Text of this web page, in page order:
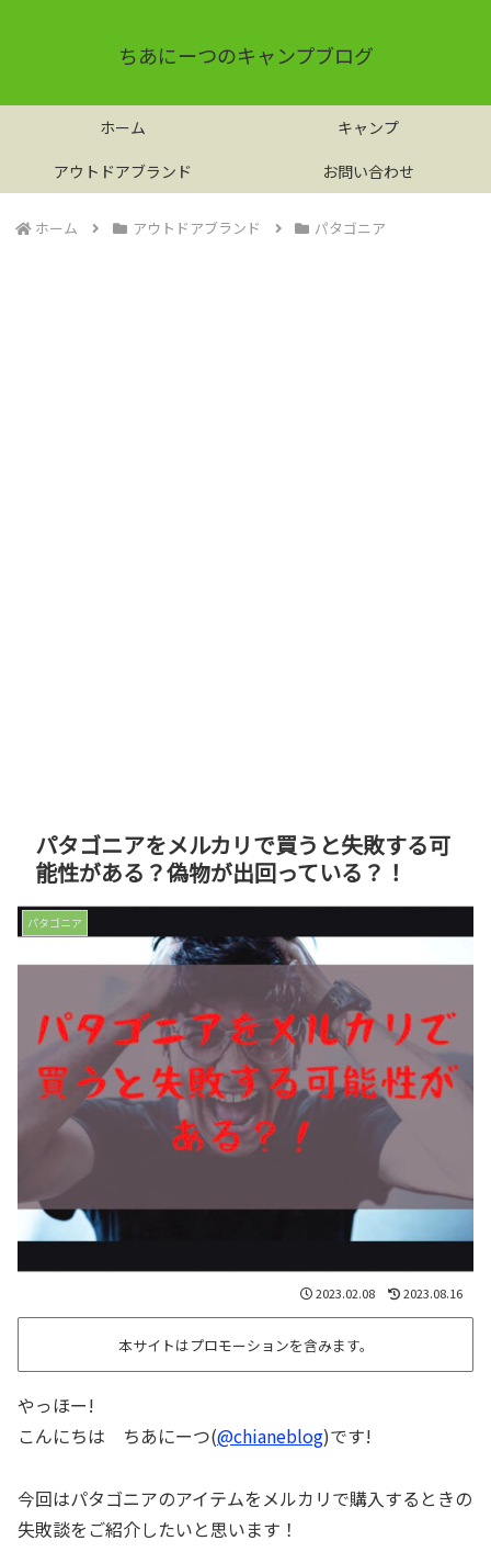
ちあにーつのキャンプブログ
ホーム
キャンプ
アウトドアブランド
お問い合わせ
ホーム アウトドアブランド パタゴニア
パタゴニアをメルカリで買うと失敗する可
能性がある？偽物が出回っている？！
パタゴニア
2023.02.08 2023.08.16
本サイトはプロモーションを含みます。
やっほー!
こんにちは ちあにーつ(@chianeblog)です!
今回はパタゴニアのアイテムをメルカリで購入するときの
失敗談をご紹介したいと思います！